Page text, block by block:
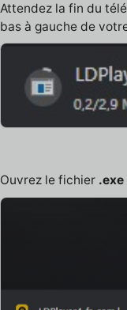
Attendez la fin du
bas à gauche de
Ouvrez le fichier .exe